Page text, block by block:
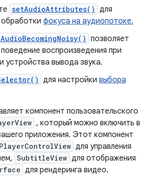
setAudioAttributes() для
фокуса на аудиопотоке.
позволяет
воспроизведения при
устройства вывода звука.
для настройки выбора
компонент пользовательского
, который можно включить в
приложения. Этот компонент
PlayerControlView для управления
SubtitleView для отображения
для рендеринга видео.